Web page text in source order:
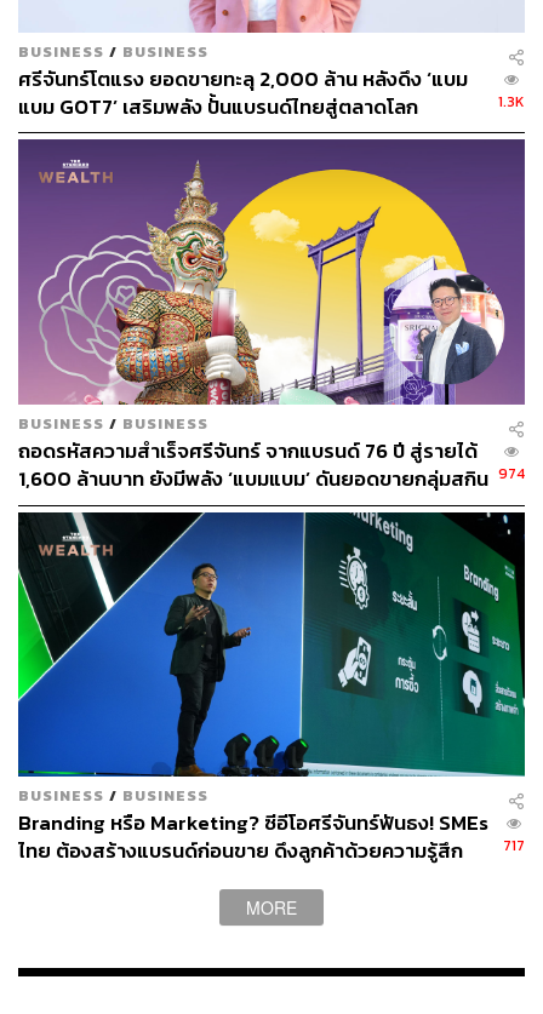
BUSINESS / BUSINESS
ศรีจันทร์โตแรง ยอดขายทะลุ 2,000 ล้าน หลังดึง ‘แบม
แบม GOT7’ เสริมพลัง ปั้นแบรนด์ไทยสู่ตลาดโลก
1.3K
BUSINESS / BUSINESS
ถอดรหัสความสำเร็จศรีจันทร์ จากแบรนด์ 76 ปี สู่รายได้
1,600 ล้านบาท ยังมีพลัง ‘แบมแบม’ ดันยอดขายกลุ่มสกิน
แคร์พุ่ง 77%
974
BUSINESS / BUSINESS
Branding หรือ Marketing? ซีอีโอศรีจันทร์ฟันธง! SMEs
ไทย ต้องสร้างแบรนด์ก่อนขาย ดึงลูกค้าด้วยความรู้สึก
717
MORE